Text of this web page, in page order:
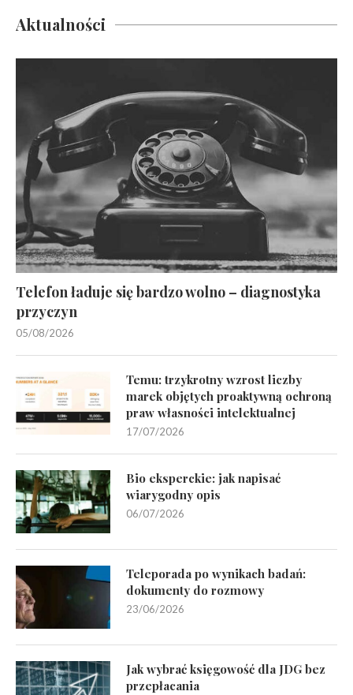
Aktualności
Telefon ładuje się bardzo wolno – diagnostyka
przyczyn
05/08/2026
Temu: trzykrotny wzrost liczby
marek objętych proaktywną ochroną
praw własności intelektualnej
17/07/2026
Bio eksperckie: jak napisać
wiarygodny opis
06/07/2026
Teleporada po wynikach badań:
dokumenty do rozmowy
23/06/2026
Jak wybrać księgowość dla JDG bez
przepłacania